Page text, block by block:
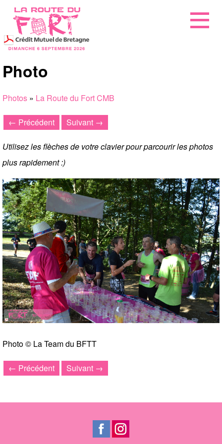
Photo
Photos » La Route du Fort CMB
← Précédent Suivant →
Utilisez les flèches de votre clavier pour parcourir les photos
plus rapidement :)
Photo © La Team du BFTT
← Précédent Suivant →